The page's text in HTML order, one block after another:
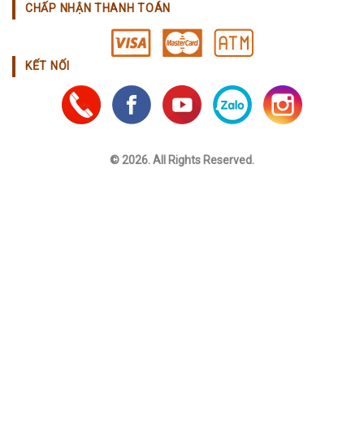
© 2026. All Rights Reserved.
CHẤP NHẬN THANH TOÁN
KẾT NỐI